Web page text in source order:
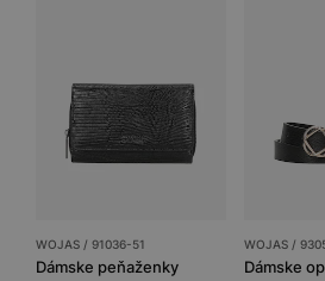
WOJAS / 91036-51
Dámske peňaženky
WOJAS /
Dámske